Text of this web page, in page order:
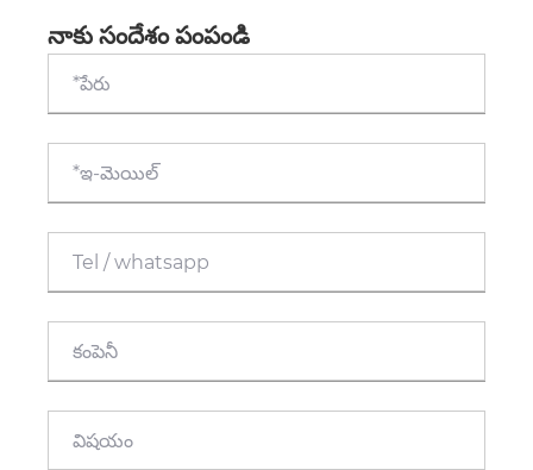
పాలీమార్ఫా ఎందుకు బంగారు ప్రమాణం?
నాకు సందేశం పంపండి